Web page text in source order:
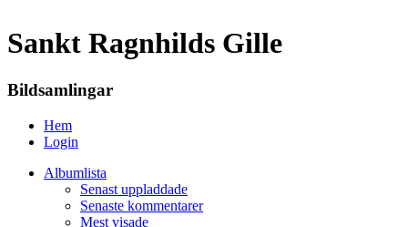
Sankt Ragnhilds Gille
Bildsamlingar
Hem
Login
Albumlista
Senast uppladdade
Senaste kommentarer
Mest visade